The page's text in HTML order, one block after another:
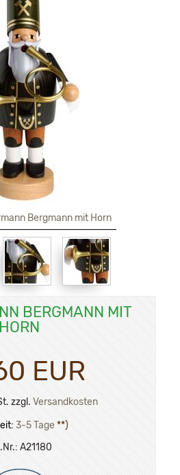
Bergmann mit Horn
BERGMANN MIT
HORN
EUR
zzgl. Versandkosten
3-5 Tage **)
A21180